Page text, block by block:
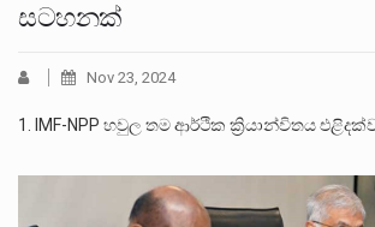
සටහනක්
Nov 23, 2024
1. IMF-NPP හවුල තම ආර්ථික ක්‍රියාන්විතය